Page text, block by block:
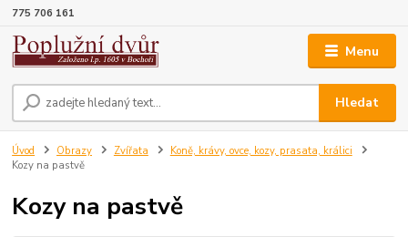
Menu
Hledat
775 706 161
Úvod Obrazy Zvířata
Koně, krávy, ovce, kozy, prasata, králici
Kozy na pastvě
Kozy na pastvě